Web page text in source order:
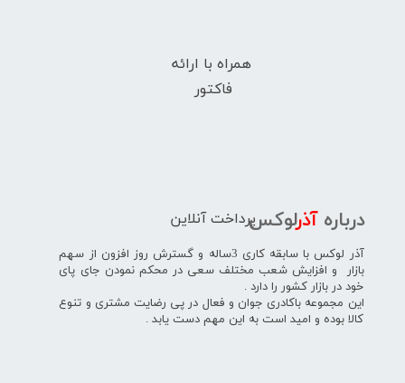
همراه با ارائه
فاکتور
پرداخت آنلاین دربارهآذرلوکس
آذر لوکس با سابقه کاری 3ساله و گسترش روز افزون از سهم
بازار و افزایش شعب مختلف سعی در محکم نمودن جای پای
خود در بازار کشور را دارد .
این مجموعه باکادری جوان و فعال در پی رضایت مشتری و تنوع
کالا بوده و امید است به این مهم دست یابد .